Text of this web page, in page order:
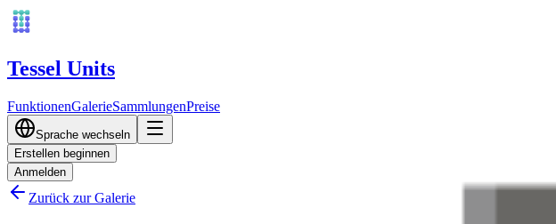
Tessel Units
FunktionenGalerieSammlungenPreise
Sprache wechseln
Erstellen beginnen
Anmelden
Zurück zur Galerie